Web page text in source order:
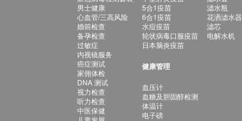
男士健康
心血管/三高风险
婚前检查
备孕检查
过敏症
内视镜服务
癌症测试
家佣体检
DNA 测试
视力检查
听力检查
中医保健
5合1疫苗
6合1疫苗
水痘疫苗
轮状病毒口服疫苗
日本脑炎疫苗
健康管理
血压计
血糖及胆固醇检测
体温计
电子磅
滤水瓶
花洒滤水器
滤芯
电解水机